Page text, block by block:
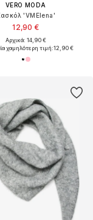
VERO MODA
'VMElena'
12,90 €
Αρχικά: 14,90 €
χαμηλότερη τιμή:12,90 €